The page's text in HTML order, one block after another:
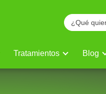
Tratamientos Blog